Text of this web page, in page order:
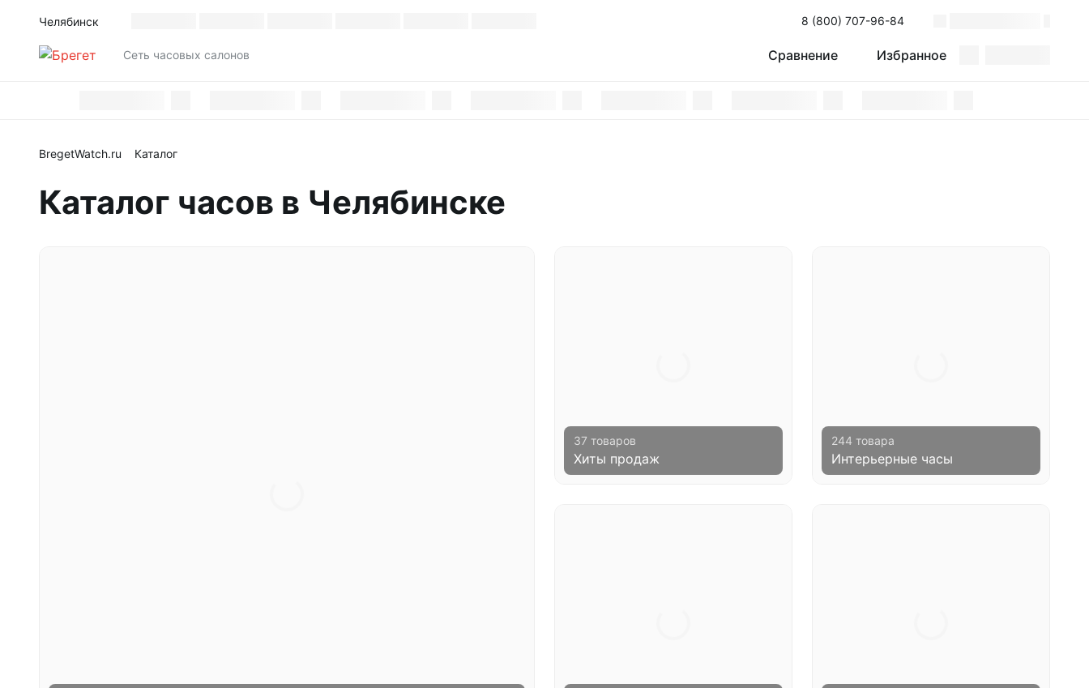
Поиск Сравнение
Челябинск 8 (800) 707-96-84
Cеть часовых салонов Сравнение Избранное
BregetWatch.ru Каталог
Каталог часов в Челябинске
37 товаров
Хиты продаж
244 товара
Интерьерные часы